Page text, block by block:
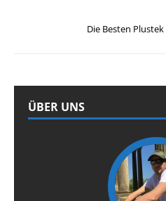
Die Besten
ÜBER UNS